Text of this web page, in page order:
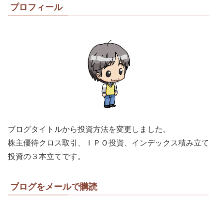
プロフィール
ブログタイトルから投資方法を変更しました。
株主優待クロス取引、ＩＰＯ投資、インデックス積み立て
投資の３本立てです。
ブログをメールで購読